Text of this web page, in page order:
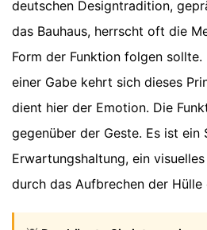
deutschen Designtradition,
das Bauhaus, herrscht oft die
Form der Funktion folgen
einer Gabe kehrt sich dieses
dient hier der Emotion. Die
gegenüber der Geste. Es ist ein
Erwartungshaltung, ein
durch das Aufbrechen der